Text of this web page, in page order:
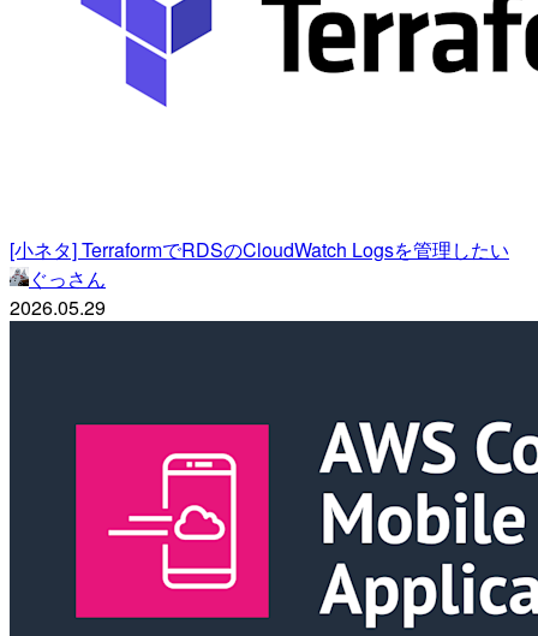
[小ネタ] TerraformでRDSのCloudWatch Logsを管理したい
ぐっさん
2026.05.29